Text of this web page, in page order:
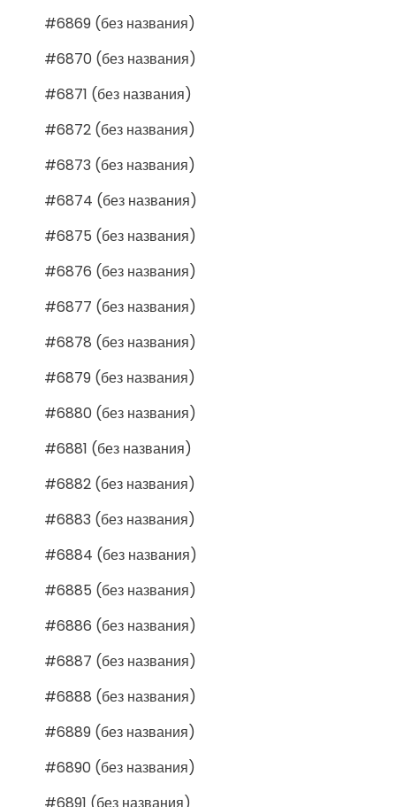
#6869 (без названия)
#6870 (без названия)
#6871 (без названия)
#6872 (без названия)
#6873 (без названия)
#6874 (без названия)
#6875 (без названия)
#6876 (без названия)
#6877 (без названия)
#6878 (без названия)
#6879 (без названия)
#6880 (без названия)
#6881 (без названия)
#6882 (без названия)
#6883 (без названия)
#6884 (без названия)
#6885 (без названия)
#6886 (без названия)
#6887 (без названия)
#6888 (без названия)
#6889 (без названия)
#6890 (без названия)
#6891 (без названия)